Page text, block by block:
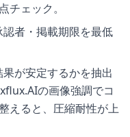
チェック。
者・掲載期限を最低
が安定するかを抽出
の画像強調でコ
えると、圧縮耐性が上